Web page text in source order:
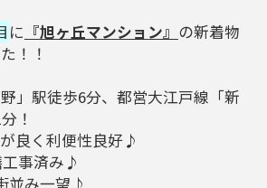
に 『旭ヶ丘マンション』 の新着物
！！
」駅徒歩6分、都営大江戸線「新
！
良く利便性良好♪
工事済み♪